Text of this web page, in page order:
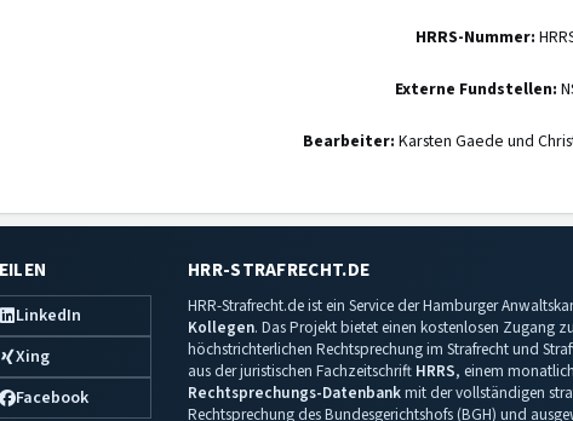
HRRS-Nummer:
Externe Fundstellen:
Bearbeiter: Karsten Gaede und
LinkedIn
Xing
Facebook
HRR-STRAFRECHT.DE
HRR-Strafrecht.de ist ein Service der Hamburger
Kollegen. Das Projekt bietet einen kostenlosen Zugang
höchstrichterlichen Rechtsprechung im Strafrecht und
aus der juristischen Fachzeitschrift HRRS, einem
Rechtsprechungs-Datenbankmit der vollständigen
Rechtsprechung des Bundesgerichtshofs (BGH) und